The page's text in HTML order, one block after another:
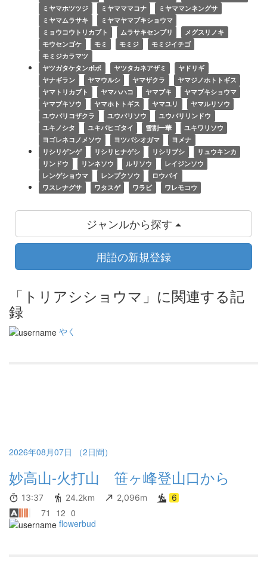
ミヤマホツツジ
ミヤマママコナ
ミヤママンネングサ
ミヤマムラサキ
ミヤマヤマブキショウマ
ミョウコウトリカブト
ムラサキセンブリ
メグスリノキ
モウセンゴケ
モミ モミジ
モミジイチゴ
モミジカラマツ
ヤツガタケタンポポ
ヤツタカネアザミ
ヤドリギ
ヤナギラン
ヤマウルシ ヤマザクラ
ヤマジノホトトギス
ヤマトリカブト
ヤマハハコ ヤマブキ
ヤマブキショウマ
ヤマブキソウ
ヤマホトトギス ヤマユリ
ヤマルリソウ
ユウバリコザクラ
ユウバリソウ
ユウバリリンドウ
ユキノシタ
ユキバヒゴタイ 雪割一華
ユキワリソウ
ヨゴレネコノメソウ
ヨツバシオガマ
ヨメナ
リシリゲンゲ
リシリヒナゲシ リシリブシ
リュウキンカ
リンドウ
リンネソウ ルリソウ
レイジンソウ
レンゲショウマ
レンプクソウ
ロウバイ
ワスレナグサ
ワタスゲ ワラビ ワレモコウ
ジャンルから探す
用語の新規登録
「トリアシショウマ」に関連する記
録
やく
2026年08月07日 （2日間）
妙高山-火打山 笹ヶ峰登山口から
13:37 24.2km 2,096m 6
71 12 0
flowerbud